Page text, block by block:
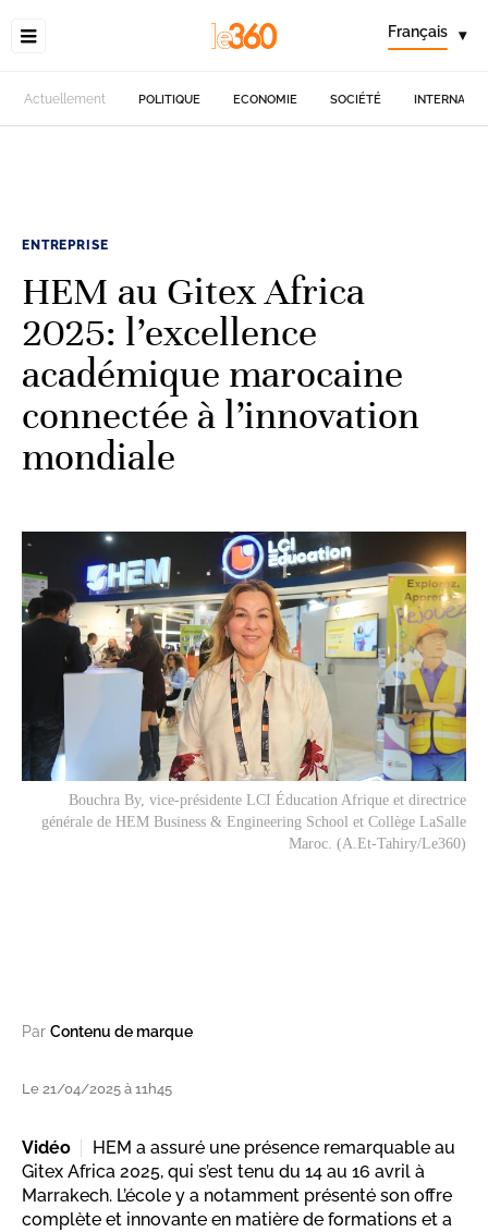
Français ▾
Actuellement POLITIQUE ECONOMIE SOCIÉTÉ
ENTREPRISE
HEM au Gitex Africa
2025: l’excellence
académique marocaine
connectée à l’innovation
mondiale
Bouchra By, vice-présidente LCI Éducation Afrique et directrice
générale de HEM Business & Engineering School et Collège LaSalle
Maroc. (A.Et-Tahiry/Le360)
Par Contenu de marque
Le 21/04/2025 à 11h45
Vidéo
HEM a assuré une présence remarquable au
Gitex Africa 2025, qui s’est tenu du 14 au 16 avril à
Marrakech. L’école y a notamment présenté son offre
complète et innovante en matière de formations et a